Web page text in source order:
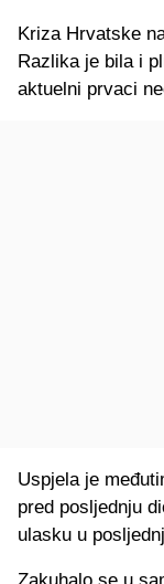
Kriza Hrvatske
Razlika je bila i
aktuelni prvaci
Uspjela je
pred posljednju
ulasku u
Zakuhalo se u